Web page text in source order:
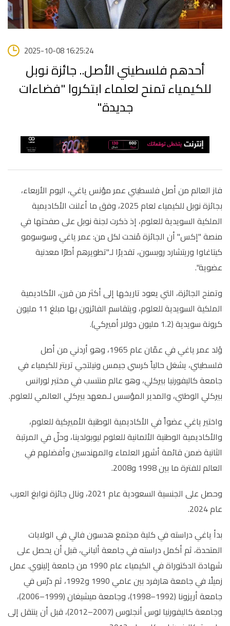
2025-10-08 16:25:24
أحدهم فلسطيني الأصل.. جائزة نوبل
للكيمياء تمنح لعلماء ابتكروا "فضاءات
جديدة"
فاز العالم من أصل فلسطيني عمر مؤنس ياغي، اليوم الأربعاء،
بجائزة نوبل للكيمياء لعام 2025، وفق ما أعلنت الأكاديمية
الملكية السويدية للعلوم، إذ ذكرت لجنة نوبل على صفحتها في
منصة "إكس" أن الجائزة مُنحت لكل من: عمر ياغي وسوسومو
كيتاغاوا وريتشارد روبسون، تقديرًا لـ"تطويرهم أطرًا معدنية
عضوية".
وتمنح الجائزة، التي يعود تاريخها إلى أكثر من قرن، الأكاديمية
الملكية السويدية للعلوم، ويتقاسم الفائزون بها مبلغ 11 مليون
كرونة سويدية (1.2 مليون دولار أميركي).
وُلد عمر ياغي في عمّان عام 1965، وهو أردني من أصل
فلسطيني، يشغل حالياً كرسي جيمس ونيلتجي تريتر للكيمياء في
جامعة كاليفورنيا بيركلي، وهو عالم منتسب في مختبر لورانس
بيركلي الوطني، والمدير المؤسس لـمعهد بيركلي العالمي للعلوم.
واختير ياغي عضواً في الأكاديمية الوطنية الأميركية للعلوم،
والأكاديمية الوطنية الألمانية للعلوم ليوبولدينا، وحلّ في المرتبة
الثانية ضمن قائمة أشهر العلماء والمهندسين وأفضلهم في
العالم للفترة ما بين 1998 و2008.
وحصل على الجنسية السعودية عام 2021، ونال جائزة نوابغ العرب
عام 2024.
بدأ ياغي دراسته في كلية مجتمع هدسون فالي في الولايات
المتحدة، ثم أكمل دراسته في جامعة ألباني، قبل أن يحصل على
شهادة الدكتوراة في الكيمياء عام 1990 من جامعة إلينوي. عمل
زميلًا في جامعة هارفرد بين عامي 1990 و1992، ثم درّس في
جامعة أريزونا (1992–1998)، وجامعة ميشيغان (1999–2006)،
وجامعة كاليفورنيا لوس أنجلوس (2007–2012)، قبل أن ينتقل إلى